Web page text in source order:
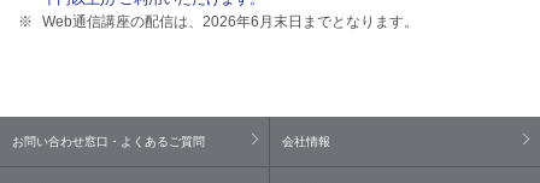
Web通信講座の配信は、2026年6月末日までとなります。
お問い合わせ窓口・よくあるご質問 会社情報